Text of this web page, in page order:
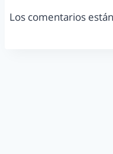
Los comentarios